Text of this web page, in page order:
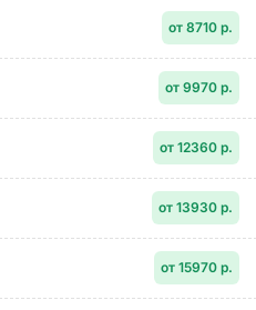
от 8710 р.
от 9970 р.
от 12360 р.
от 13930 р.
от 15970 р.